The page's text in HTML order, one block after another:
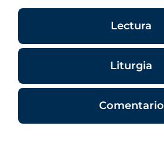
Lectura
Liturgia
Comentario